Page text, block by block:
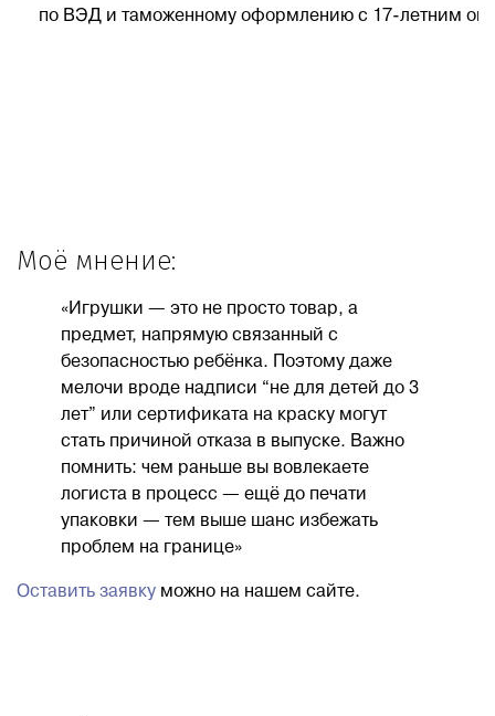
по ВЭД и таможенному оформлению с 17-летним
Моё мнение:
«Игрушки — это не просто товар, а
предмет, напрямую связанный с
безопасностью ребёнка. Поэтому даже
мелочи вроде надписи “не для детей до 3
лет” или сертификата на краску могут
стать причиной отказа в выпуске. Важно
помнить: чем раньше вы вовлекаете
логиста в процесс — ещё до печати
упаковки — тем выше шанс избежать
проблем на границе»
Оставить заявку можно на нашем сайте.